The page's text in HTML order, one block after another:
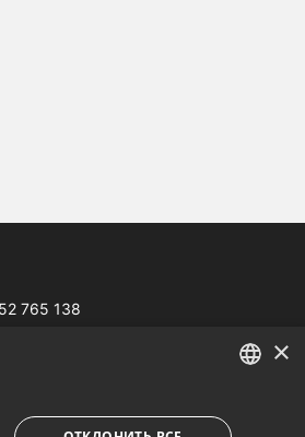
765 138
×